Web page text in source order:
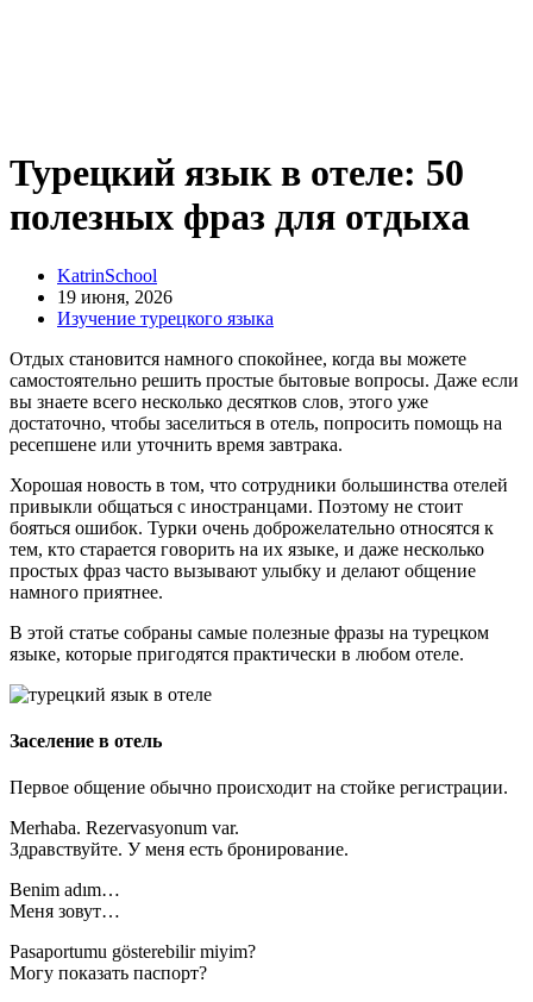
Турецкий язык в отеле: 50
полезных фраз для отдыха
KatrinSchool
19 июня, 2026
Изучение турецкого языка
Отдых становится намного спокойнее, когда вы можете
самостоятельно решить простые бытовые вопросы. Даже если
вы знаете всего несколько десятков слов, этого уже
достаточно, чтобы заселиться в отель, попросить помощь на
ресепшене или уточнить время завтрака.
Хорошая новость в том, что сотрудники большинства отелей
привыкли общаться с иностранцами. Поэтому не стоит
бояться ошибок. Турки очень доброжелательно относятся к
тем, кто старается говорить на их языке, и даже несколько
простых фраз часто вызывают улыбку и делают общение
намного приятнее.
В этой статье собраны самые полезные фразы на турецком
языке, которые пригодятся практически в любом отеле.
Заселение в отель
Первое общение обычно происходит на стойке регистрации.
Merhaba. Rezervasyonum var.
Здравствуйте. У меня есть бронирование.
Benim adım…
Меня зовут…
Pasaportumu gösterebilir miyim?
Могу показать паспорт?